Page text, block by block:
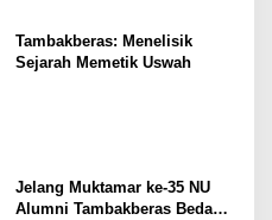
Ulama
Tambakberas: Menelisik
Sejarah Memetik Uswah
Jelang Muktamar ke-35 NU
Alumni Tambakberas Bedah